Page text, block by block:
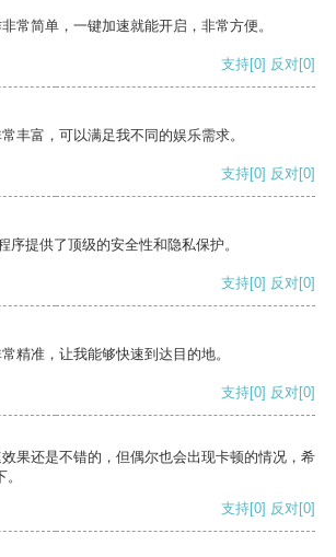
常简单，一键加速就能开启，非常方便。
支持[0] 反对[0]
丰富，可以满足我不同的娱乐需求。
支持[0] 反对[0]
序提供了顶级的安全性和隐私保护。
支持[0] 反对[0]
精准，让我能够快速到达目的地。
支持[0] 反对[0]
果还是不错的，但偶尔也会出现卡顿的情况，希
支持[0] 反对[0]